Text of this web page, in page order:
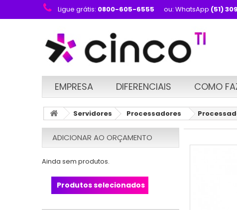
Ligue grátis: 0800-605-6555 ou: WhatsApp (51)
EMPRESA DIFERENCIAIS COMO
Servidores Processadores
ADICIONAR AO ORÇAMENTO
Ainda sem produtos.
Produtos selecionados